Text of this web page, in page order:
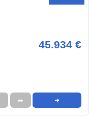
45.934 €
➦ ➜